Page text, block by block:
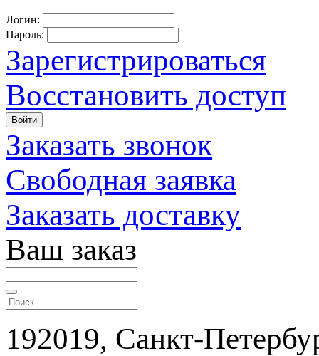
Логин:
Пароль:
Зарегистрироваться
Восстановить доступ
Войти
Заказать звонок
Свободная заявка
Заказать доставку
Ваш заказ
192019, Санкт-